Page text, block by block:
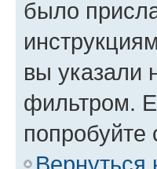
было
вы указали
фильтром.
попробуйте
Вернуться